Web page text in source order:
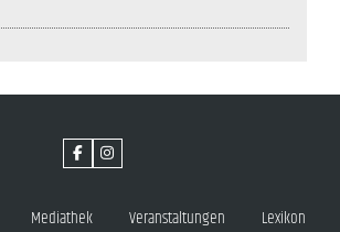
Mediathek Veranstaltungen Lexikon